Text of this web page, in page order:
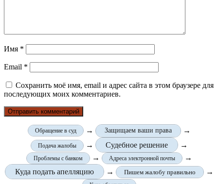
Имя *
Email *
Сохранить моё имя, email и адрес сайта в этом браузере для
последующих моих комментариев.
Обращение в суд → Защищаем ваши права →
Подача жалобы → Судебное решение →
Проблемы с банком → Адреса электронной почты
→
Куда подать апелляцию
→ Пишем жалобу правильно →